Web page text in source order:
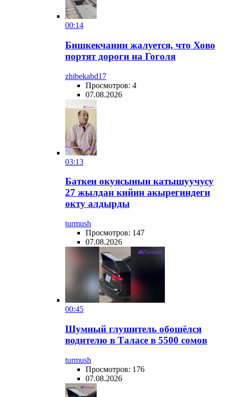
00:14
Бишкекчанин жалуется, что Хово
портят дороги на Гоголя
zhibekabd17
Просмотров: 4
07.08.2026
03:13
Баткен окуясынын катышуучусу
27 жылдан кийин акырегиндеги
окту алдырды
turmush
Просмотров: 147
07.08.2026
00:45
Шумный глушитель обошёлся
водителю в Таласе в 5500 сомов
turmush
Просмотров: 176
07.08.2026